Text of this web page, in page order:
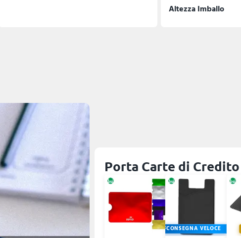
Altezza Imballo
Porta Carte di
CONSEGNA VELOCE